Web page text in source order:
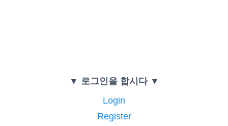
▼ 로그인을 합시다 ▼
Login
Register